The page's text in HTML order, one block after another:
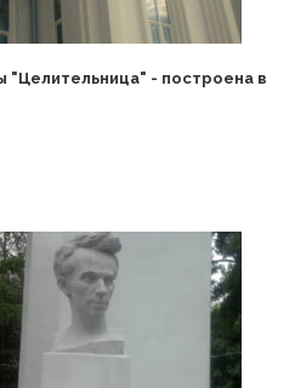
"Целительница" - построена в